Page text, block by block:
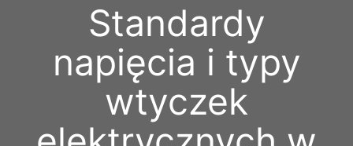
Standardy
napięcia i typy
wtyczek